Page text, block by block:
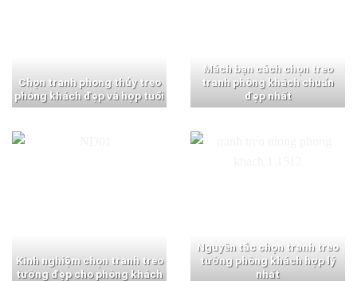
Chọn tranh phong thủy treo
phòng khách đẹp và hợp tuổi
Mách bạn cách chọn treo
tranh phòng khách chuẩn
đẹp nhất
Kinh nghiệm chọn tranh treo
tường đẹp cho phòng khách
Nguyên tắc chọn tranh treo
tường phòng khách hợp lý
nhất